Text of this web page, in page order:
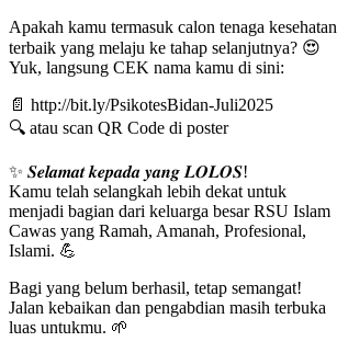
Apakah kamu termasuk calon tenaga kesehatan
terbaik yang melaju ke tahap selanjutnya? 😍
Yuk, langsung CEK nama kamu di sini:
📄 http://bit.ly/PsikotesBidan-Juli2025
🔍 atau scan QR Code di poster
✨ 𝑺𝒆𝒍𝒂𝒎𝒂𝒕 𝒌𝒆𝒑𝒂𝒅𝒂 𝒚𝒂𝒏𝒈 𝑳𝑶𝑳𝑶𝑺!
Kamu telah selangkah lebih dekat untuk
menjadi bagian dari keluarga besar RSU Islam
Cawas yang Ramah, Amanah, Profesional,
Islami. 💪
Bagi yang belum berhasil, tetap semangat!
Jalan kebaikan dan pengabdian masih terbuka
luas untukmu. 🌱